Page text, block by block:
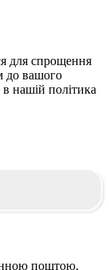
для спрощення
до вашого
нашій політика
поштою.